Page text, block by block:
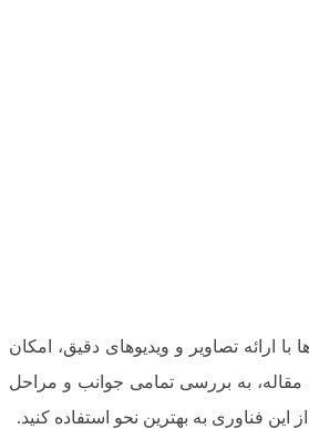
ارائه تصاویر و ویدیوهای دقیق، امکان
مقاله، به بررسی تمامی جوانب و مراحل
فناوری به بهترین نحو استفاده کنید.